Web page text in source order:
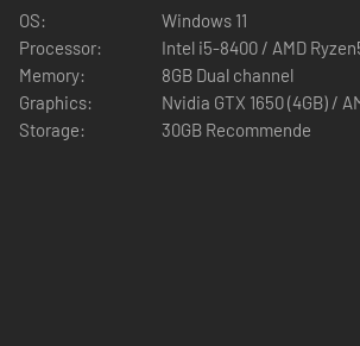
OS:
Windows 11
Processor:
Intel i5-8400 / AMD
Memory:
8GB Dual channel
Graphics:
Nvidia GTX 1650 (4GB) /
Storage:
30GB Recommende